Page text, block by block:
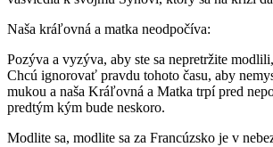
Naša kráľovná a matka neodpočíva:
Pozýva a vyzýva, aby ste sa nepretržite
Chcú ignorovať pravdu tohoto času, aby
mukou a naša Kráľovná a Matka trpí pred
predtým kým bude neskoro.
Modlite sa, modlite sa za Francúzsko je v